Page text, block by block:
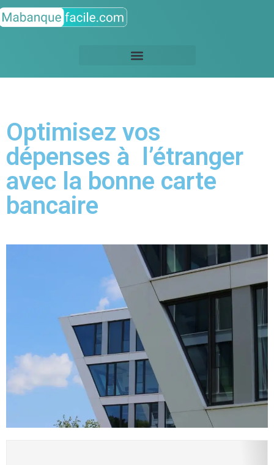
Optimisez vos
dépenses à l’étranger
avec la bonne carte
bancaire